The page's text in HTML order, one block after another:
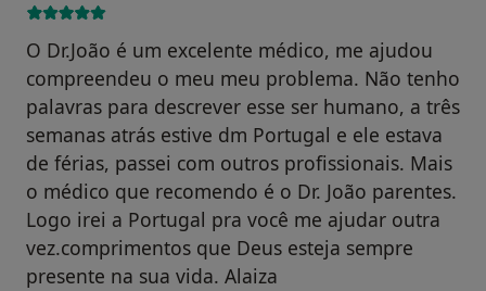
O Dr.João é um excelente médico, me ajudou
compreendeu o meu meu problema. Não tenho
palavras para descrever esse ser humano, a três
semanas atrás estive dm Portugal e ele estava
de férias, passei com outros profissionais. Mais
o médico que recomendo é o Dr. João parentes.
Logo irei a Portugal pra você me ajudar outra
vez.comprimentos que Deus esteja sempre
presente na sua vida. Alaiza